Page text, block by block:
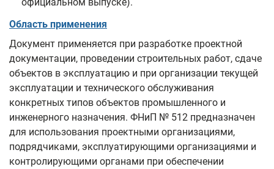
Область применения
Документ применяется при разработке проектной
документации, проведении строительных работ, сдаче
объектов в эксплуатацию и при организации текущей
эксплуатации и технического обслуживания
конкретных типов объектов промышленного и
инженерного назначения. ФНиП № 512 предназначен
для использования проектными организациями,
подрядчиками, эксплуатирующими организациями и
контролирующими органами при обеспечении